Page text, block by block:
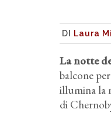
DI Laura
La notte
balcone
illumina la
di